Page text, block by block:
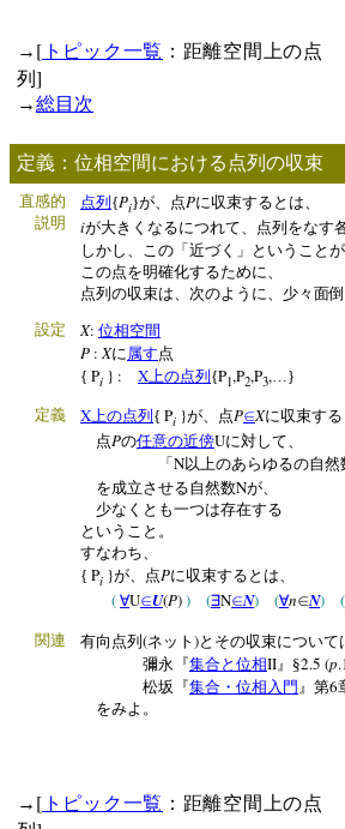
→ [ トピック一覧 ：距離空間上の点
列 ]
→総目次
定義：位相空間における点列の収束
直感的
説明
点列 {Pi}が、点Pに収束するとは、
iが大きくなるにつれて、点列をなす
しかし、この「近づく」ということ
この点を明確化するために、
点列の収束は、次のように、少々面
設定
X: 位相空間
P :Xに属す点
{ Pi } : X上の点列 {P1,P2,P3,…}
定義 X上の点列 { Pi }が、点P∈Xに収束
点Pの任意の近傍Uに対して、
「N以上のあらゆるの自然
を成立させる自然数Nが、
少なくとも一つは存在する
ということ。
すなわち、
{ Pi }が、点Pに収束すると
( ∀U∈U(P)) (∃N∈N) (∀n∈N) (
関連 有向点列 (ネット )とその収束について
彌永『集合と位相II』§2.5 (p
松坂『集合・位相入門 』第6
をみよ。
→ [ トピック一覧 ：距離空間上の点